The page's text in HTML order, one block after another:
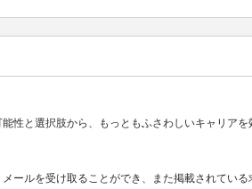
性と選択肢から、もっともふさわしいキャリアを
ールを受け取ることができ、また掲載されている